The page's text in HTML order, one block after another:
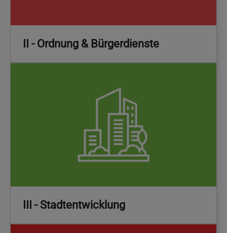
II - Ordnung & Bürgerdienste
III - Stadtentwicklung